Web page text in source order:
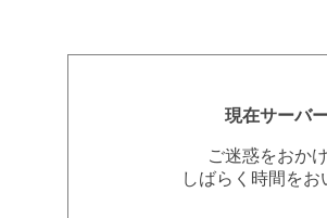
現在サーバ
ご迷惑をおか
しばらく時間を